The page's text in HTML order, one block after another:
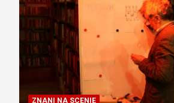
ZNANI NA SCENIE